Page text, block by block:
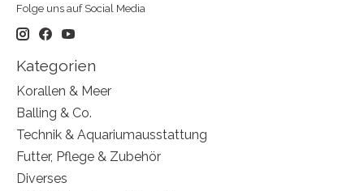
Folge uns auf Social Media
Kategorien
Korallen & Meer
Balling & Co.
Technik & Aquariumausstattung
Futter, Pflege & Zubehör
Diverses